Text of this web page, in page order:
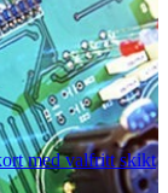
med valfritt skikt